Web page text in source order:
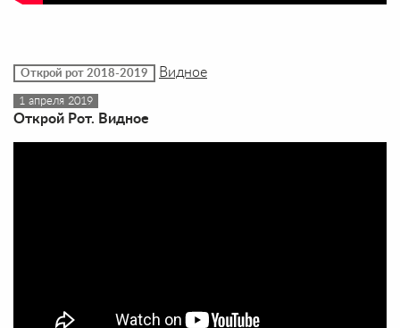
Открой рот 2018-2019 Видное
1 апреля 2019
Открой Рот. Видное